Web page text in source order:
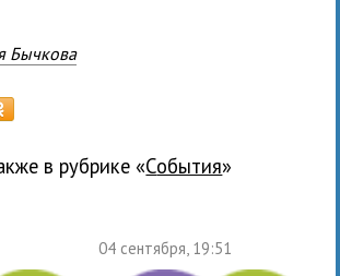
Бычкова
в рубрике « события»
04 сентября, 19:51